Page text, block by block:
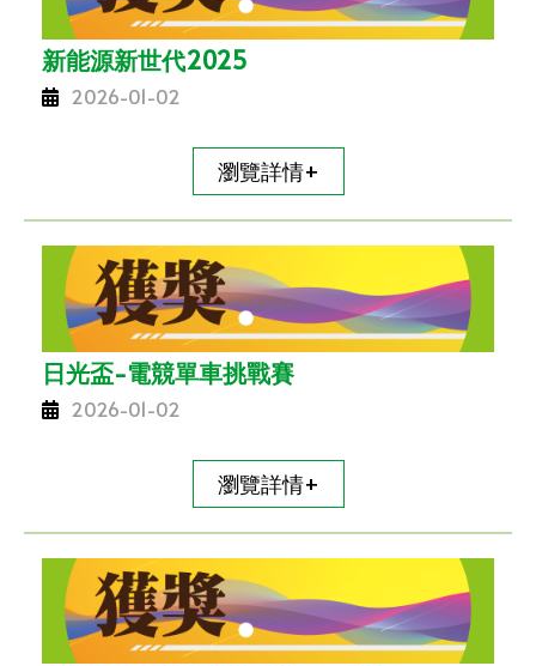
新能源新世代2025
2026-01-02
瀏覽詳情+
日光盃-電競單車挑戰賽
2026-01-02
瀏覽詳情+